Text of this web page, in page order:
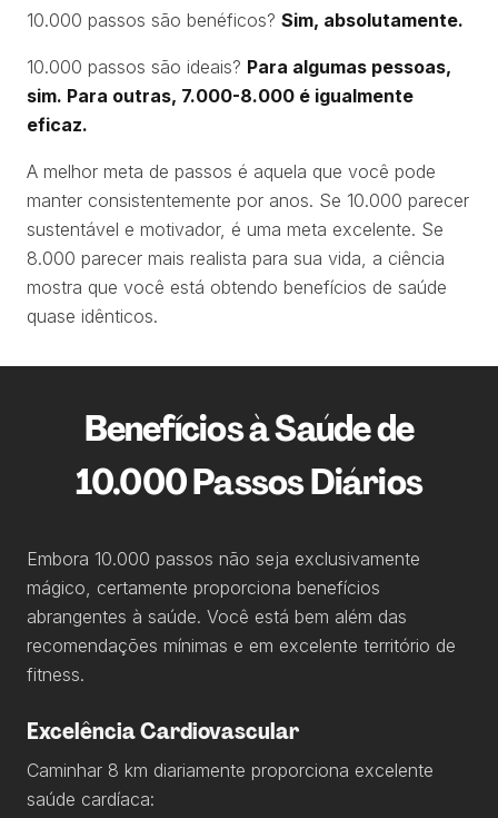
10.000 passos são benéficos? Sim, absolutamente.
10.000 passos são ideais? Para algumas pessoas,
sim. Para outras, 7.000-8.000 é igualmente
eficaz.
A melhor meta de passos é aquela que você pode
manter consistentemente por anos. Se 10.000 parecer
sustentável e motivador, é uma meta excelente. Se
8.000 parecer mais realista para sua vida, a ciência
mostra que você está obtendo benefícios de saúde
quase idênticos.
Benefícios à Saúde de
10.000 Passos Diários
Embora 10.000 passos não seja exclusivamente
mágico, certamente proporciona benefícios
abrangentes à saúde. Você está bem além das
recomendações mínimas e em excelente território de
fitness.
Excelência Cardiovascular
Caminhar 8 km diariamente proporciona excelente
saúde cardíaca: